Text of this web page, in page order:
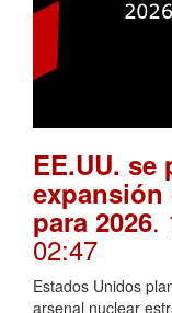
EE.UU. se
expansión
para 2026.
02:47
Estados Unidos
arsenal nuclear